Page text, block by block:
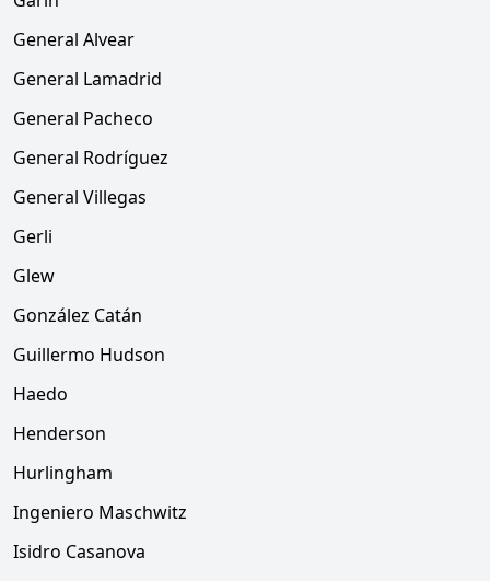
General Alvear
General Lamadrid
General Pacheco
General Rodríguez
General Villegas
Gerli
Glew
González Catán
Guillermo Hudson
Haedo
Henderson
Hurlingham
Ingeniero Maschwitz
Isidro Casanova